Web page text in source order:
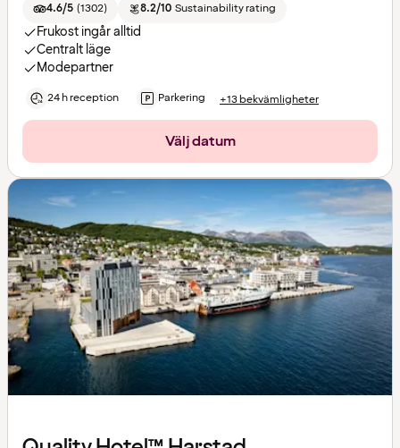
4.6/5 (1302) 8.2/10 Sustainability rating
Frukost ingår alltid
Centralt läge
Modepartner
24 h reception Parkering +13 bekvämligheter
Välj datum